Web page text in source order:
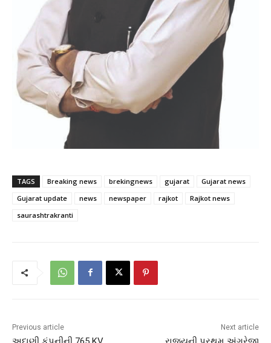
TAGS Breaking news brekingnews gujarat
Gujarat news
Gujarat update
news newspaper rajkot
Rajkot news
saurashtrakranti
Previous article Next article